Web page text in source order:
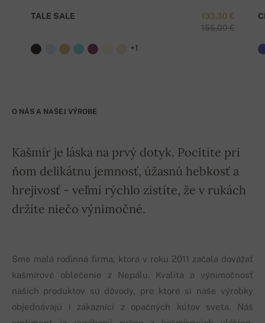
133,30 €
155,00 €
TALE SALE
+1
O NÁS A NAŠEJ VÝROBE
Kašmír je láska na prvý dotyk. Pocítite pri
ňom delikátnu jemnosť, úžasnú hebkosť a
hrejivosť - veľmi rýchlo zistíte, že v rukách
držíte niečo výnimočné.
Sme malá rodinná firma, ktorá v roku 2011 začala dovážať
kašmírové oblečenie z Nepálu. Kvalita a výnimočnosť
našich produktov sú dôvody, pre ktoré si naše výrobky
objednávajú i zákazníci z opačných kútov sveta. Náš